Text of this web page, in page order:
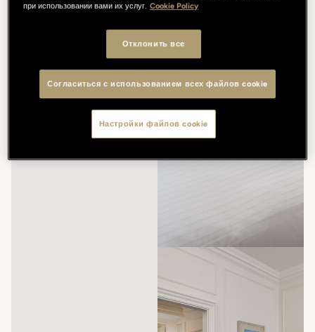
при использовании вами их услуг. Cookie Policy
Отклонить все
Согласиться с использованием всех файлов cookie
Настройки файлов cookie